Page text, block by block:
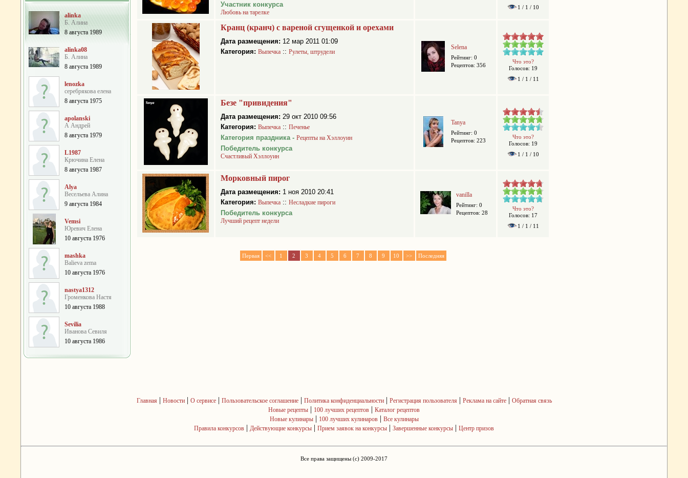
alinka
Б. Алина
8 августа 1989
alinka08
Б. Алина
8 августа 1989
lenozka
серебрякова елена
8 августа 1975
apolanski
А Андрей
8 августа 1979
L1987
Крючина Елена
8 августа 1987
Alya
Весельева Алина
9 августа 1984
Vemsi
Юревич Елена
10 августа 1976
mashka
Balieva zema
10 августа 1976
nastya1312
Громенкова Настя
10 августа 1988
Sevilia
Иванова Севиля
10 августа 1986
Участник конкурса
Любовь на тарелке
1 / 1 / 10
Кранц (кранч) с вареной сгущенкой и орехами
Дата размещения: 12 мар 2011 01:09
Категория: Выпечка :: Рулеты, штрудели
Selena
Рейтинг: 0
Рецептов: 356
Что это?
Голосов: 19
1 / 1 / 11
Безе "привидения"
Дата размещения: 29 окт 2010 09:56
Категория: Выпечка :: Печенье
Категория праздника - Рецепты на Хэллоуин
Победитель конкурса
Счастливый Хэллоуин
Tanya
Рейтинг: 0
Рецептов: 223
Что это?
Голосов: 19
1 / 1 / 10
Морковный пирог
Дата размещения: 1 ноя 2010 20:41
Категория: Выпечка :: Несладкие пироги
Победитель конкурса
Лучший рецепт недели
vanilla
Рейтинг: 0
Рецептов: 28
Что это?
Голосов: 17
1 / 1 / 11
Первая << 1 2 3 4 5 6 7 8 9 10 >> Последняя
Главная | Новости| О сервисе| Пользовательское соглашение| Политика конфиденциальности| Регистрация пользователя | Реклама на сайте| Обратная связь
Новые рецепты | 100 лучших рецептов | Каталог рецептов
Новые кулинары| 100 лучших кулинаров| Все кулинары
Правила конкурсов | Действующие конкурсы | Прием заявок на конкурсы | Завершенные конкурсы | Центр призов
Все права защищены (c) 2009-2017